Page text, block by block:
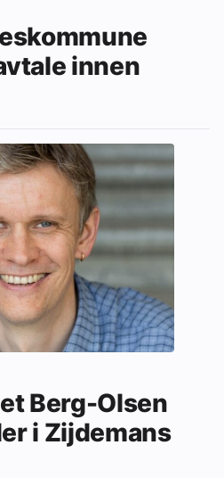
innen
Berg-Olsen
i Zijdemans